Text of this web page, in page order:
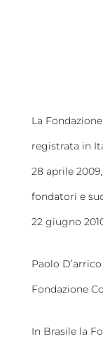
La
registrata in
28 aprile
fondatori e
22 giugno
Paolo
Fondazione
In Brasile la